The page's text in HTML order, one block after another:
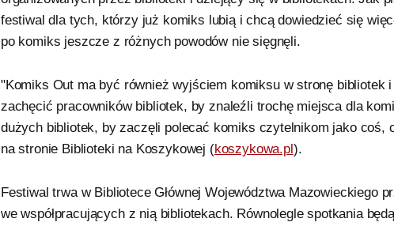
festiwal dla tych, którzy już komiks lubią i chcą dowiedzieć się
po komiks jeszcze z różnych powodów nie sięgnęli.
"Komiks Out ma być również wyjściem komiksu w stronę bibliotek
zachęcić pracowników bibliotek, by znaleźli trochę miejsca dla
dużych bibliotek, by zaczęli polecać komiks czytelnikom jako coś,
na stronie Biblioteki na Koszykowej (koszykowa.pl).
Festiwal trwa w Bibliotece Głównej Województwa Mazowieckiego
we współpracujących z nią bibliotekach. Równolegle spotkania